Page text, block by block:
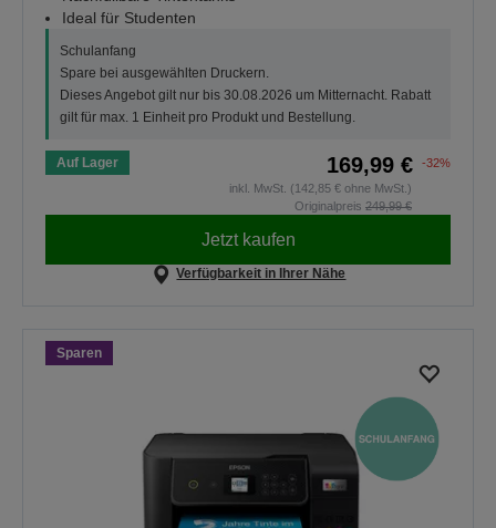
Ideal für Studenten
Schulanfang
Spare bei ausgewählten Druckern.
Dieses Angebot gilt nur bis 30.08.2026 um Mitternacht. Rabatt
gilt für max. 1 Einheit pro Produkt und Bestellung.
Auf Lager 169,99 €
-32%
inkl. MwSt. (142,85 € ohne MwSt.)
Originalpreis 249,99 €
Jetzt kaufen
Verfügbarkeit in Ihrer Nähe
Sparen